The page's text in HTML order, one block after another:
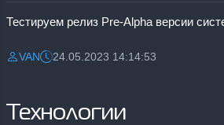
Разместил:
VANДата:24.05.2023 14:14:53
Технологии